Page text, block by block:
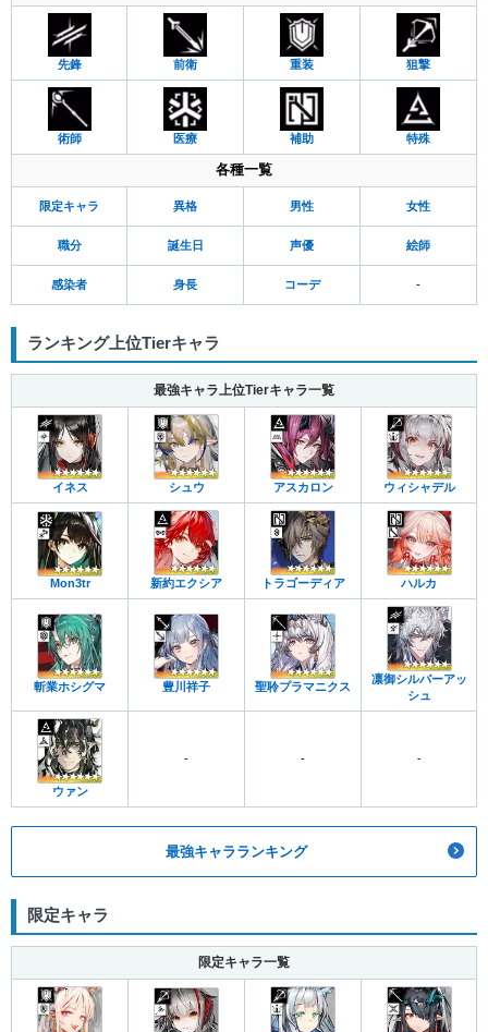
先鋒 前衛 重装 狙撃
術師 医療 補助 特殊
各種一覧
限定キャラ 異格 男性 女性
職分 誕生日 声優 絵師
感染者 身長 コーデ -
ランキング上位Tierキャラ
最強キャラ上位Tierキャラ一覧
イネス シュウ アスカロン ウィシャデル
Mon3tr 新約エクシア トラゴーディア ハルカ
斬業ホシグマ 豊川祥子 聖聆プラマニクス
凛御シルバーアッ
シュ
ウァン
- - -
最強キャラランキング
限定キャラ
限定キャラ一覧